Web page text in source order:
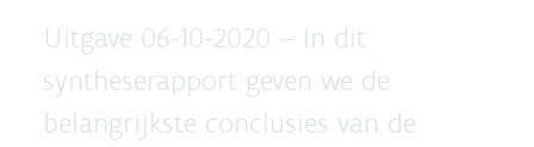
Uitgave 06-10-2020 – In dit
syntheserapport geven we de
belangrijkste conclusies van de